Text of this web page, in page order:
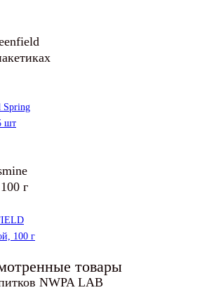
Spring
шт
100 г
товары